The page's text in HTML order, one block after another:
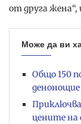
от друга жена“,
Може да ви
Общо 150
денонощие
цените